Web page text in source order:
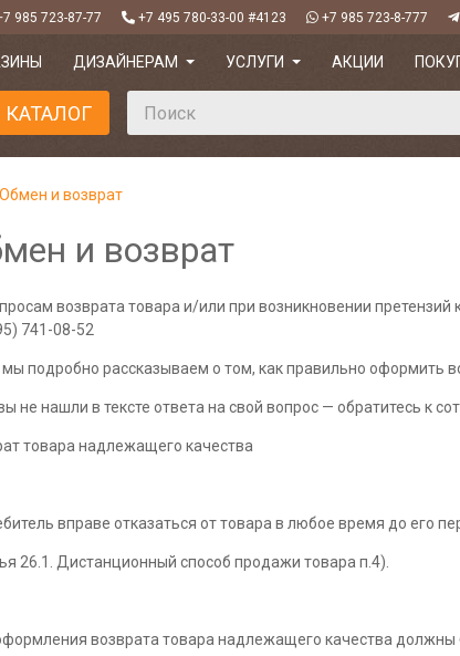
985 723-87-77 +7 495 780-33-00 #4123 +7 985 723-8-777
ДИЗАЙНЕРАМ УСЛУГИ АКЦИИ
КАТАЛОГ
Обмен и возврат
и возврат
возврата товара и/или при возникновении
741-08-52
подробно рассказываем о том, как правильно оформить
не нашли в тексте ответа на свой вопрос — обратитесь к
товара надлежащего качества
вправе отказаться от товара в любое время до его
26.1. Дистанционный способ продажи товара п.4).
возврата товара надлежащего качества